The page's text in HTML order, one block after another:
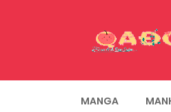
MANGA